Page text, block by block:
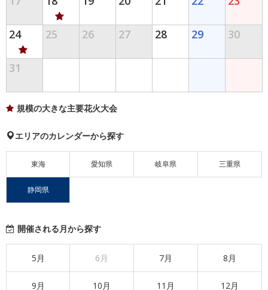
24 25 26 27 28 29 30
31
規模の大きな主要花火大会
エリアのカレンダーから探す
東海 愛知県 岐阜県 三重県
静岡県
開催される月から探す
5月 6月 7月 8月
9月 10月 11月 12月